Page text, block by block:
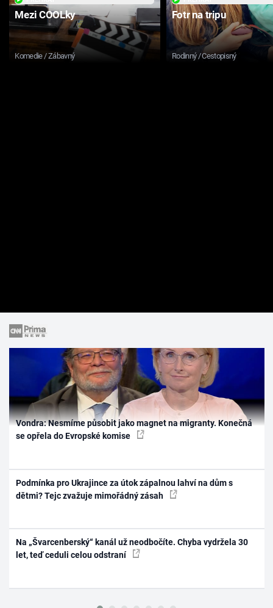
Mezi COOLky
Komedie / Zábavný
Fotr na tripu
Rodinný / Cestopisný
Vondra: Nesmíme působit jako magnet na migranty. Konečná
se opřela do Evropské komise
Podmínka pro Ukrajince za útok zápalnou lahví na dům s
dětmi? Tejc zvažuje mimořádný zásah
Na „Švarcenberský“ kanál už neodbočíte. Chyba vydržela 30
let, teď ceduli celou odstraní